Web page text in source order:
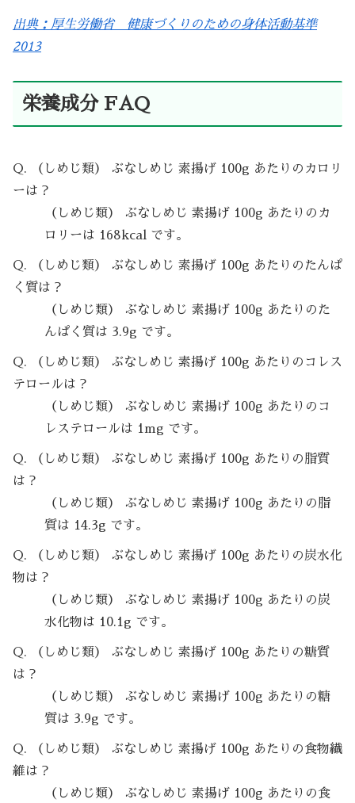
出典：厚生労働省 健康づくりのための身体活動基準
2013
栄養成分 FAQ
Q. （しめじ類） ぶなしめじ 素揚げ 100g あたりのカロリ
ーは？
（しめじ類） ぶなしめじ 素揚げ 100g あたりのカ
ロリーは 168kcal です。
Q. （しめじ類） ぶなしめじ 素揚げ 100g あたりのたんぱ
く質は？
（しめじ類） ぶなしめじ 素揚げ 100g あたりのた
んぱく質は 3.9g です。
Q. （しめじ類） ぶなしめじ 素揚げ 100g あたりのコレス
テロールは？
（しめじ類） ぶなしめじ 素揚げ 100g あたりのコ
レステロールは 1mg です。
Q. （しめじ類） ぶなしめじ 素揚げ 100g あたりの脂質
は？
（しめじ類） ぶなしめじ 素揚げ 100g あたりの脂
質は 14.3g です。
Q. （しめじ類） ぶなしめじ 素揚げ 100g あたりの炭水化
物は？
（しめじ類） ぶなしめじ 素揚げ 100g あたりの炭
水化物は 10.1g です。
Q. （しめじ類） ぶなしめじ 素揚げ 100g あたりの糖質
は？
（しめじ類） ぶなしめじ 素揚げ 100g あたりの糖
質は 3.9g です。
Q. （しめじ類） ぶなしめじ 素揚げ 100g あたりの食物繊
維は？
（しめじ類） ぶなしめじ 素揚げ 100g あたりの食